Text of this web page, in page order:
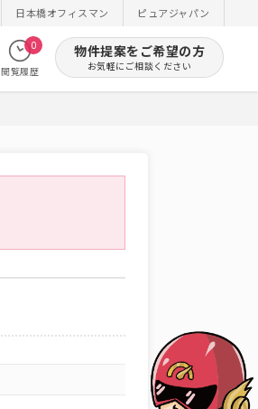
日本橋オフィスマン ピュアジャパン
閲覧履歴
0 物件提案をご希望の方
お気軽にご相談ください